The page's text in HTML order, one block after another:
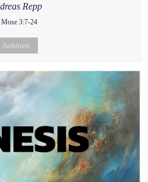
Repp
Mose 3:7-24
Anhören